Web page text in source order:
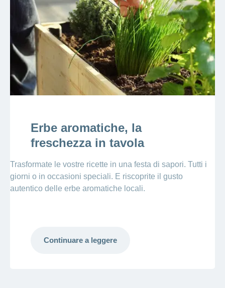
Erbe aromatiche, la
freschezza in tavola
Trasformate le vostre ricette in una festa di sapori. Tutti i
giorni o in occasioni speciali. E riscoprite il gusto
autentico delle erbe aromatiche locali.
Continuare a leggere